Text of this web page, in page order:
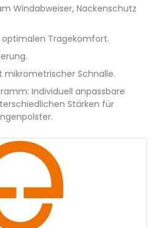
Windabweiser, Nackenschutz
Tragekomfort.
mikrometrischer Schnalle.
Individuell anpassbare
Stärken für